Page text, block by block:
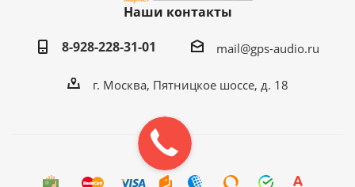
Наши контакты
8-928-228-31-01
mail@gps-audio.ru
г. Москва, Пятницкое шоссе, д. 18